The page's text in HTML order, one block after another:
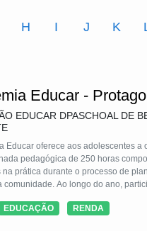
H I J K
Educar -
EDUCAR DPASCHOAL DE
Educar oferece aos adolescentes
pedagógica de 250 horas
na prática durante o processo de
comunidade. Ao longo do ano,
que consolidam competências
EDUCAÇÃO RENDA